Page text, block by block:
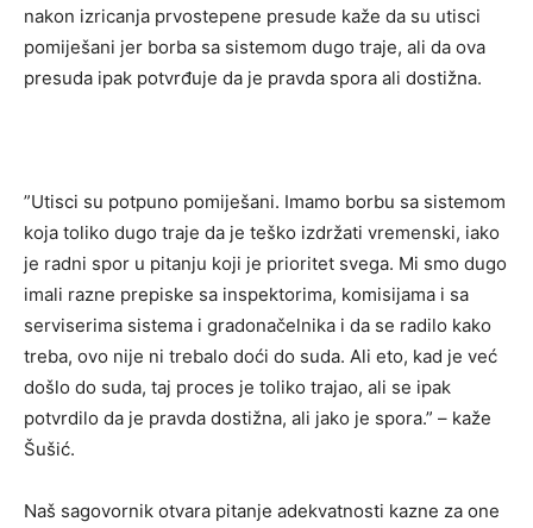
nakon izricanja prvostepene presude kaže da su utisci
pomiješani jer borba sa sistemom dugo traje, ali da ova
presuda ipak potvrđuje da je pravda spora ali dostižna.
”Utisci su potpuno pomiješani. Imamo borbu sa sistemom
koja toliko dugo traje da je teško izdržati vremenski, iako
je radni spor u pitanju koji je prioritet svega. Mi smo dugo
imali razne prepiske sa inspektorima, komisijama i sa
serviserima sistema i gradonačelnika i da se radilo kako
treba, ovo nije ni trebalo doći do suda. Ali eto, kad je već
došlo do suda, taj proces je toliko trajao, ali se ipak
potvrdilo da je pravda dostižna, ali jako je spora.” – kaže
Šušić.
Naš sagovornik otvara pitanje adekvatnosti kazne za one